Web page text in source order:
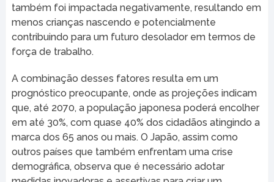
também foi impactada negativamente, resultando em
menos crianças nascendo e potencialmente
contribuindo para um futuro desolador em termos de
força de trabalho.
A combinação desses fatores resulta em um
prognóstico preocupante, onde as projeções indicam
que, até 2070, a população japonesa poderá encolher
em até 30%, com quase 40% dos cidadãos atingindo a
marca dos 65 anos ou mais. O Japão, assim como
outros países que também enfrentam uma crise
demográfica, observa que é necessário adotar